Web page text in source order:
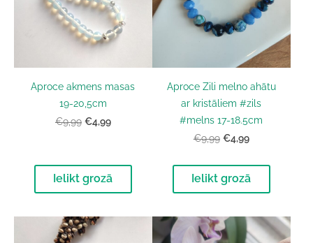
Aproce akmens masas
19-20,5cm
€9,99 €4,99
Ielikt grozā
Aproce Zili melno ahātu
ar kristāliem #zils
#melns 17-18.5cm
€9,99 €4,99
Ielikt grozā